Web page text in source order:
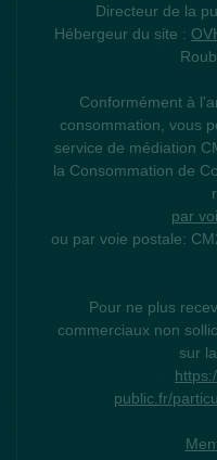
Directeur de la
Hébergeur du site :
Conformément à
consommation, vous
service de médiation
la Consommation de
par
ou par voie postale:
Pour ne plus
commerciaux non
sur
public.fr/